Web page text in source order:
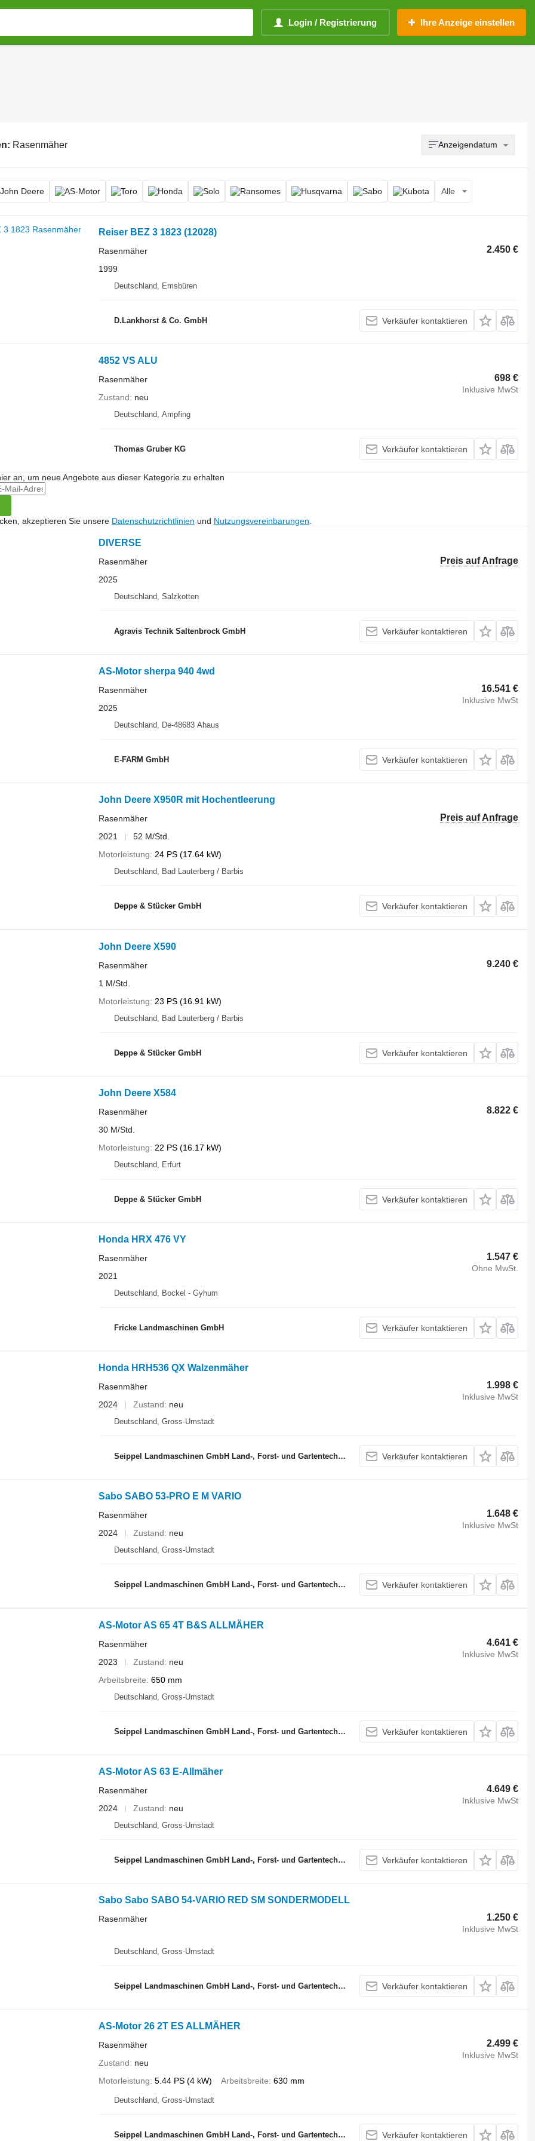
Login / Registrierung Ihre Anzeige einstellen
Rasenmäher Anzeigendatum
Alle
Reiser BEZ 3 1823 (12028)
2.450 €
Rasenmäher
1999
Deutschland, Emsbüren
D.Lankhorst & Co. GmbH Verkäufer kontaktieren
4852 VS ALU
698 €
Inklusive MwSt
Rasenmäher
Zustand
neu
Deutschland, Ampfing
Thomas Gruber KG Verkäufer kontaktieren
an, um neue Angebote aus dieser Kategorie zu erhalten
akzeptieren Sie unsere Datenschutzrichtlinien und Nutzungsvereinbarungen
DIVERSE
Preis auf Anfrage
Rasenmäher
2025
Deutschland, Salzkotten
Agravis Technik Saltenbrock GmbH Verkäufer kontaktieren
AS-Motor sherpa 940 4wd
16.541 €
Inklusive MwSt
Rasenmäher
2025
Deutschland, De-48683 Ahaus
E-FARM GmbH Verkäufer kontaktieren
John Deere X950R mit Hochentleerung
Preis auf Anfrage
Rasenmäher
2021
52 M/Std.
Motorleistung
24 PS (17.64 kW)
Deutschland, Bad Lauterberg / Barbis
Deppe & Stücker GmbH Verkäufer kontaktieren
John Deere X590
9.240 €
Rasenmäher
1 M/Std.
Motorleistung
23 PS (16.91 kW)
Deutschland, Bad Lauterberg / Barbis
Deppe & Stücker GmbH Verkäufer kontaktieren
John Deere X584
8.822 €
Rasenmäher
30 M/Std.
Motorleistung
22 PS (16.17 kW)
Deutschland, Erfurt
Deppe & Stücker GmbH Verkäufer kontaktieren
Honda HRX 476 VY
1.547 €
Ohne MwSt.
Rasenmäher
2021
Deutschland, Bockel - Gyhum
Fricke Landmaschinen GmbH Verkäufer kontaktieren
Honda HRH536 QX Walzenmäher
1.998 €
Inklusive MwSt
Rasenmäher
2024
Zustand neu
Deutschland, Gross-Umstadt
Seippel Landmaschinen GmbH Land-, Forst- und Gartentechnik Verkäufer kontaktieren
Sabo SABO 53-PRO E M VARIO
1.648 €
Inklusive MwSt
Rasenmäher
2024
Zustand neu
Deutschland, Gross-Umstadt
Seippel Landmaschinen GmbH Land-, Forst- und Gartentechnik Verkäufer kontaktieren
AS-Motor AS 65 4T B&S ALLMÄHER
4.641 €
Inklusive MwSt
Rasenmäher
2023
Zustand
neu
Arbeitsbreite 650 mm
Deutschland, Gross-Umstadt
Seippel Landmaschinen GmbH Land-, Forst- und Gartentechnik Verkäufer kontaktieren
AS-Motor AS 63 E-Allmäher
4.649 €
Inklusive MwSt
Rasenmäher
2024
Zustand neu
Deutschland, Gross-Umstadt
Seippel Landmaschinen GmbH Land-, Forst- und Gartentechnik Verkäufer kontaktieren
Sabo Sabo SABO 54-VARIO RED SM SONDERMODELL
1.250 €
Inklusive MwSt
Rasenmäher
Deutschland, Gross-Umstadt
Seippel Landmaschinen GmbH Land-, Forst- und Gartentechnik Verkäufer kontaktieren
AS-Motor 26 2T ES ALLMÄHER
2.499 €
Inklusive MwSt
Rasenmäher
Zustand
neu
Motorleistung 5.44 PS (4 kW) Arbeitsbreite 630 mm
Deutschland, Gross-Umstadt
Seippel Landmaschinen GmbH Land-, Forst- und Gartentechnik Verkäufer kontaktieren